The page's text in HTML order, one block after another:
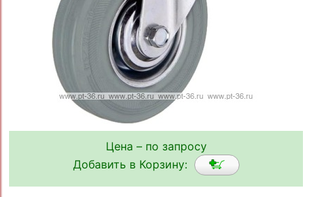
Цена – по запросу
Добавить в Корзину: